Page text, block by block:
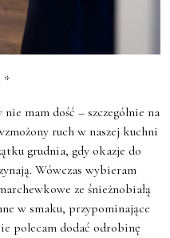
mam dość – szczególnie na
ruch w naszej kuchni
grudnia, gdy okazje do
Wówczas wybieram
ze śnieżnobiałą
w smaku, przypominające
polecam dodać odrobinę